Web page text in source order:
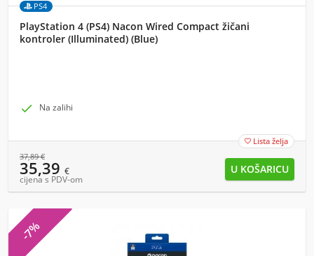
PS4
PlayStation 4 (PS4) Nacon Wired Compact žičani
kontroler (Illuminated) (Blue)
 Na zalihi
 Lista želja
37,89€
35,39 €
cijena s PDV-om
-7%